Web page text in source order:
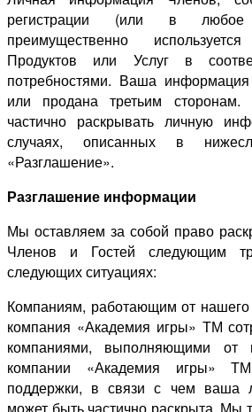
регистрации (или в
преимущественно
Продуктов или Услуг в
потребностями. Ваша
или продана третьим
частично раскрывать личную
случаях, описанных в
«Разглашение».
Разглашение информации
Мы оставляем за собой право
Членов и Гостей следующим
следующих ситуациях:
Компаниям, работающим от нашего
компания «Академия игры» ТМ
компаниями, выполняющими от
компании «Академия игры»
поддержки, в связи с чем ваша